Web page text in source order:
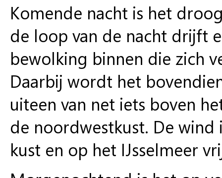
Komende nacht is het
de loop van de nacht drijft
bewolking binnen die zich
Daarbij wordt het
uiteen van net iets boven
de noordwestkust. De
kust en op het IJsselmeer